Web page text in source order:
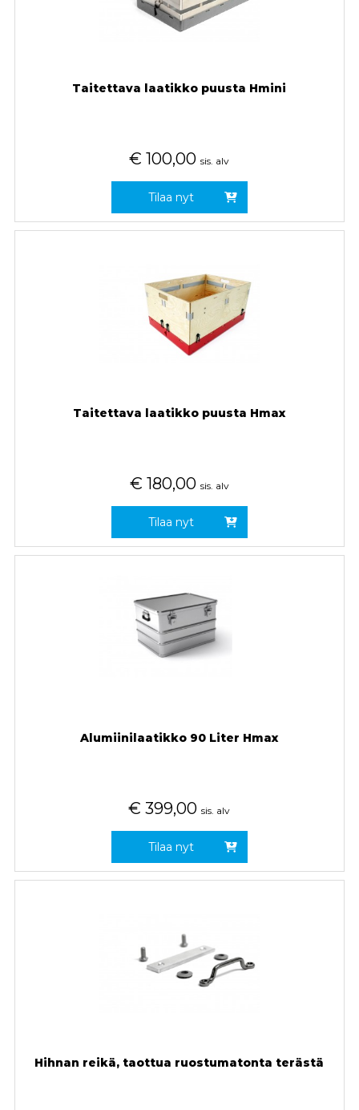
Taitettava laatikko puusta Hmini
€ 100,00 sis. alv
Tilaa nyt
Taitettava laatikko puusta Hmax
€ 180,00 sis. alv
Tilaa nyt
Alumiinilaatikko 90 Liter Hmax
€ 399,00 sis. alv
Tilaa nyt
Hihnan reikä, taottua ruostumatonta terästä